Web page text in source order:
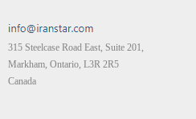
315 Steelcase Road East, Suite 201,
Markham, Ontario, L3R 2R5
Canada